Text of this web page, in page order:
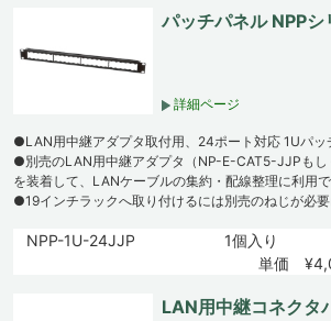
パッチパネル NPPシ
詳細ページ
●LAN用中継アダプタ取付用、24ポート対応 1Uパッ
●別売のLAN用中継アダプタ（NP-E-CAT5-JJPもし
を装着して、LANケーブルの集約・配線整理に利用で
●19インチラックへ取り付けるには別売のねじが必要
NPP-1U-24JJP
1個入り
単価
LAN用中継コネクタ